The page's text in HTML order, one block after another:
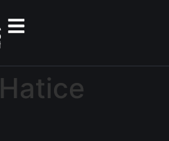
Hatice